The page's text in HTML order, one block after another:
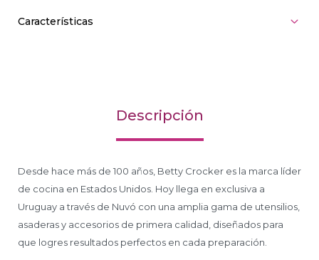
Características
Descripción
Desde hace más de 100 años, Betty Crocker es la marca líder
de cocina en Estados Unidos. Hoy llega en exclusiva a
Uruguay a través de Nuvó con una amplia gama de utensilios,
asaderas y accesorios de primera calidad, diseñados para
que logres resultados perfectos en cada preparación.